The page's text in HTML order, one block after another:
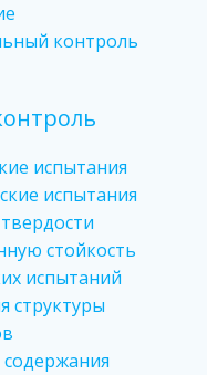
контроль
испытания
испытания
стойкость
испытаний
структуры